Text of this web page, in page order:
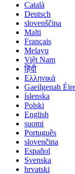
Català
Deutsch
slovenščina
Malti
Français
Melayu
Việt Nam
हिंदी
Ελληνικά
Gaeilgenah
íslenska
Polski
English
suomi
Português
slovenčina
Español
Svenska
hrvatski